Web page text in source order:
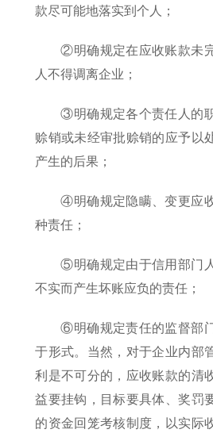
款尽可能地落实到个人；
②明确规定在应收账款未
人不得调离企业；
③明确规定各个责任人的
赊销或未经审批赊销的应予以
产生的后果；
④明确规定隐瞒、变更应
种责任；
⑤明确规定由于信用部门
不实而产生坏账应负的责任；
⑥明确规定责任的监督部
于形式。当然，对于企业内部
利是不可分的，应收账款的清
益要挂钩，目标要具体、奖罚
的资金回笼考核制度，以实际